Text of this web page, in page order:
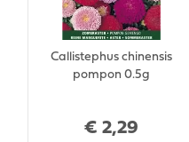
€ 2,29
Callistephus chinensis
pompon 0.5g